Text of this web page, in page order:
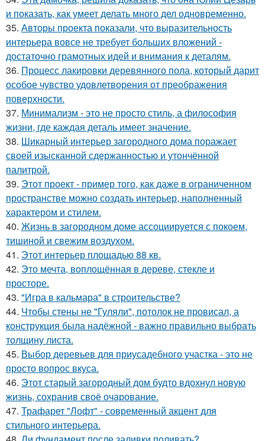
и показать, как умеет делать много дел одновременно.
35. Авторы проекта показали, что выразительность
интерьера вовсе не требует больших вложений -
достаточно грамотных идей и внимания к деталям.
36. Процесс лакировки деревянного пола, который дарит
особое чувство удовлетворения от преображения
поверхности.
37. Минимализм - это не просто стиль, а философия
жизни, где каждая деталь имеет значение.
38. Шикарный интерьер загородного дома поражает
своей изысканной сдержанностью и утончённой
палитрой.
39. Этот проект - пример того, как даже в ограниченном
пространстве можно создать интерьер, наполненный
характером и стилем.
40. Жизнь в загородном доме ассоциируется с покоем,
тишиной и свежим воздухом.
41. Этот интерьер площадью 88 кв.
42. Это мечта, воплощённая в дереве, стекле и
просторе.
43. "Игра в кальмара" в строительстве?
44. Чтобы стены не "Гуляли", потолок не провисал, а
конструкция была надёжной - важно правильно выбрать
толщину листа.
45. Выбор деревьев для приусадебного участка - это не
просто вопрос вкуса.
46. Этот старый загородный дом будто вдохнул новую
жизнь, сохранив своё очарование.
47. Трафарет "Лофт" - современный акцент для
стильного интерьера.